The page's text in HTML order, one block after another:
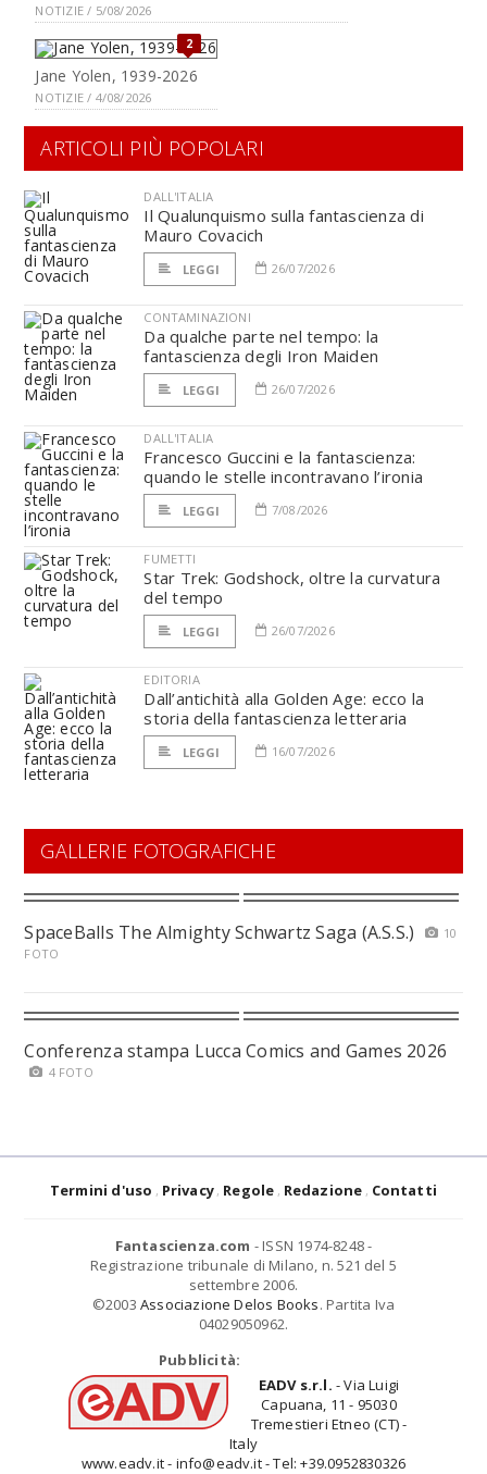
NOTIZIE / 5/08/2026
2
Jane Yolen, 1939-2026
NOTIZIE / 4/08/2026
ARTICOLI PIÙ POPOLARI
DALL'ITALIA
Il Qualunquismo sulla fantascienza di
Mauro Covacich
LEGGI 26/07/2026
CONTAMINAZIONI
Da qualche parte nel tempo: la
fantascienza degli Iron Maiden
LEGGI 26/07/2026
DALL'ITALIA
Francesco Guccini e la fantascienza:
quando le stelle incontravano l’ironia
LEGGI 7/08/2026
FUMETTI
Star Trek: Godshock, oltre la curvatura
del tempo
LEGGI 26/07/2026
EDITORIA
Dall’antichità alla Golden Age: ecco la
storia della fantascienza letteraria
LEGGI 16/07/2026
GALLERIE FOTOGRAFICHE
SpaceBalls The Almighty Schwartz Saga (A.S.S.)
10
FOTO
Conferenza stampa Lucca Comics and Games 2026
4 FOTO
Termini d'uso Privacy Regole Redazione Contatti
Fantascienza.com - ISSN 1974-8248 -
Registrazione tribunale di Milano, n. 521 del 5
settembre 2006.
©2003 Associazione Delos Books. Partita Iva
04029050962.
Pubblicità:
EADV s.r.l. - Via Luigi
Capuana, 11 - 95030
Tremestieri Etneo (CT) -
Italy
www.eadv.it - info@eadv.it - Tel: +39.0952830326